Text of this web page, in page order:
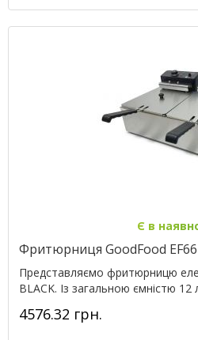
Є в
Фритюрниця GoodFood EF66
Представляємо фритюрницю
BLACK. Із загальною ємністю 12
4576.32 грн.